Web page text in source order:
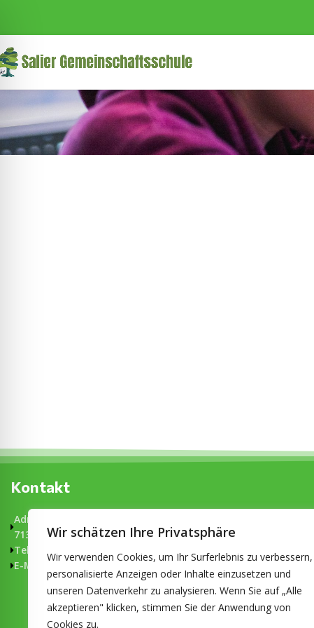
Wir schätzen Ihre Privatsphäre
Wir verwenden Cookies, um Ihr Surferlebnis zu verbessern,
personalisierte Anzeigen oder Inhalte einzusetzen und
unseren Datenverkehr zu analysieren. Wenn Sie auf „Alle
akzeptieren" klicken, stimmen Sie der Anwendung von
Cookies zu.
Kontakt
Adresse : Salier-Gemeinschaftsschule Im Sämann 76
71334 Waiblingen
Telefon : +49 (0)7151 / 5001 4110
E-Mail: sekretariat.salier-gms@waiblingen.de